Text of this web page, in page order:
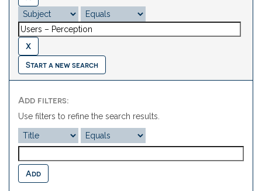
Start a new search
Add filters:
Use filters to refine the search results.